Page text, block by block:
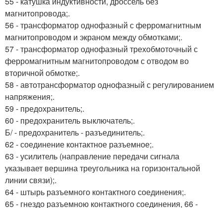
магнитопровода;.
56 - трансформатор однофазный с ферромагнитным
магнитопроводом и экраном между обмотками;.
57 - трансформатор однофазный трехобмоточный с
ферромагнитным магнитопроводом с отводом во
вторичной обмотке;.
58 - автотрансформатор однофазный с регулированием
напряжения;.
59 - предохранитель;.
60 - предохранитель выключатель;.
Б/ - предохранитель - разъединитель;.
62 - соединение контактное разъемное;.
63 - усилитель (направление передачи сигнала
указывает вершина треугольника на горизонтальной
линии связи);.
64 - штырь разъемного контактного соединения;.
65 - гнездо разъемною контактного соединения, 66 -